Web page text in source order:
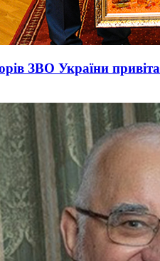
ЗВО України